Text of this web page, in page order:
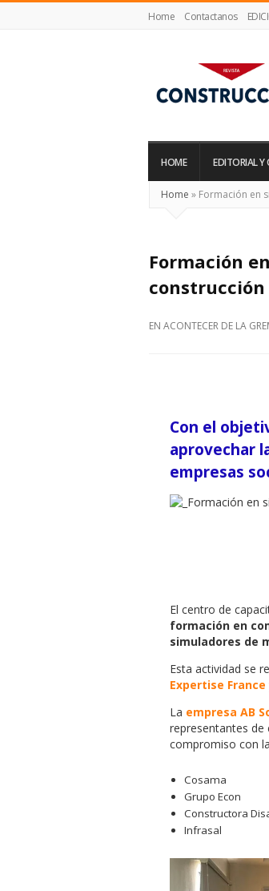
Home Contactanos
Construcción
HOME EDITORIAL Y
Home » Formación en
Formación
construcción
EN ACONTECER DE LA
Con el
aprovechar
empresas
El centro de
formación en
simuladores de
Esta actividad se
Expertise France
La empresa AB
representantes de
compromiso con
Cosama
Grupo Econ
Constructora
Infrasal